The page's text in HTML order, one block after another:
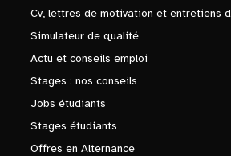
Cv, lettres de motivation et entretiens
Simulateur de qualité
Actu et conseils emploi
Stages : nos conseils
Jobs étudiants
Stages étudiants
Offres en Alternance